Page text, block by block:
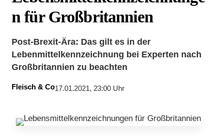
n für Großbritannien
Post-Brexit-Ära: Das gilt es in der
Lebenmittelkennzeichnung bei Experten nach
Großbritannien zu beachten
Fleisch & Co17.01.2021, 23:00 Uhr